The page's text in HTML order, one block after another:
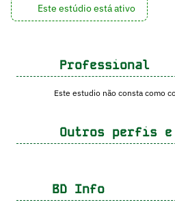
Este estúdio está ativo
Professional
Este estudio não consta como
Outros perfis e
BD Info